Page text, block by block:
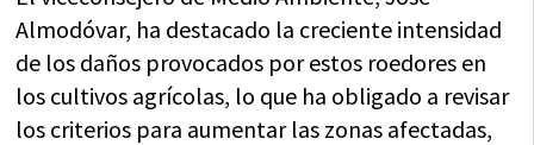
Almodóvar, ha destacado la creciente intensidad
de los daños provocados por estos roedores en
los cultivos agrícolas, lo que ha obligado a revisar
los criterios para aumentar las zonas afectadas,